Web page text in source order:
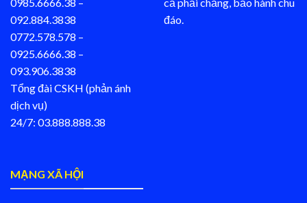
092.884.3838
0772.578.578 –
0925.6666.38 –
093.906.3838
Tổng đài CSKH (phản ánh
dịch vụ)
24/7: 03.888.888.38
đáo.
MẠNG XÃ HỘI